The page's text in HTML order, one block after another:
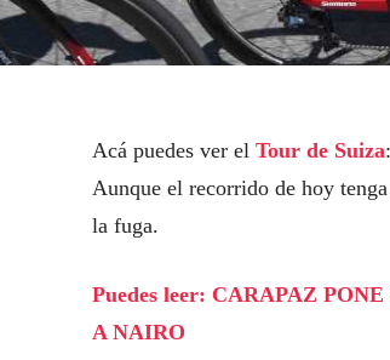
Acá puedes ver el Tour de Suiza
Aunque el recorrido de hoy
la fuga.
Puedes leer: CARAPAZ
A NAIRO